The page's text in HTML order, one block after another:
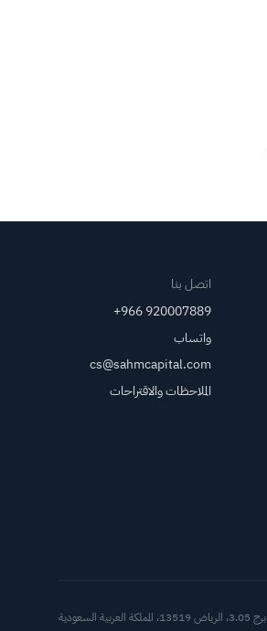
اتصل بنا
+966 920007889
واتساب
cs@sahmcapital.com
الملاحظات والاقتراحات